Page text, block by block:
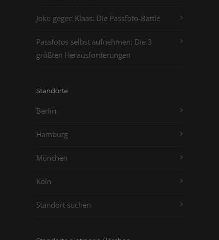
Joko gegen Klaas: Die Passfoto-Battle
Passfotos selbst aufnehmen: Die 3
größten Herausforderungen
Standorte
Berlin
Hamburg
München
Köln
Standort suchen